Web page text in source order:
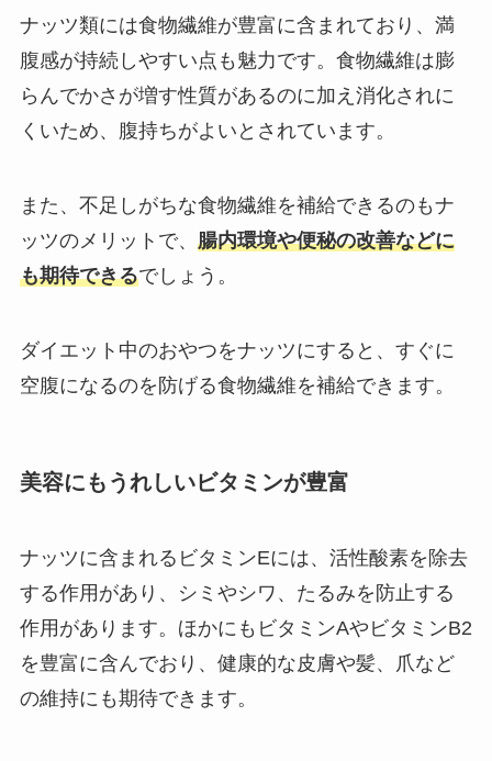
ナッツ類には食物繊維が豊富に含まれており、満
腹感が持続しやすい点も魅力です。食物繊維は膨
らんでかさが増す性質があるのに加え消化されに
くいため、腹持ちがよいとされています。
また、不足しがちな食物繊維を補給できるのもナ
ッツのメリットで、 腸内環境や便秘の改善などに
も期待できるでしょう。
ダイエット中のおやつをナッツにすると、すぐに
空腹になるのを防げる食物繊維を補給できます。
美容にもうれしいビタミンが豊富
ナッツに含まれるビタミンEには、活性酸素を除去
する作用があり、シミやシワ、たるみを防止する
作用があります。ほかにもビタミンAやビタミンB2
を豊富に含んでおり、健康的な皮膚や髪、爪など
の維持にも期待できます。